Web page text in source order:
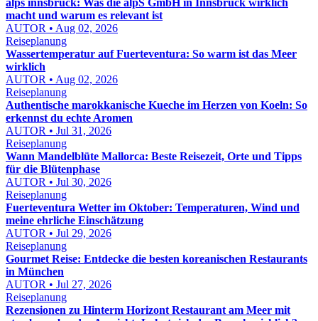
alps innsbruck: Was die alpS GmbH in Innsbruck wirklich
macht und warum es relevant ist
AUTOR • Aug 02, 2026
Reiseplanung
Wassertemperatur auf Fuerteventura: So warm ist das Meer
wirklich
AUTOR • Aug 02, 2026
Reiseplanung
Authentische marokkanische Kueche im Herzen von Koeln: So
erkennst du echte Aromen
AUTOR • Jul 31, 2026
Reiseplanung
Wann Mandelblüte Mallorca: Beste Reisezeit, Orte und Tipps
für die Blütenphase
AUTOR • Jul 30, 2026
Reiseplanung
Fuerteventura Wetter im Oktober: Temperaturen, Wind und
meine ehrliche Einschätzung
AUTOR • Jul 29, 2026
Reiseplanung
Gourmet Reise: Entdecke die besten koreanischen Restaurants
in München
AUTOR • Jul 27, 2026
Reiseplanung
Rezensionen zu Hinterm Horizont Restaurant am Meer mit